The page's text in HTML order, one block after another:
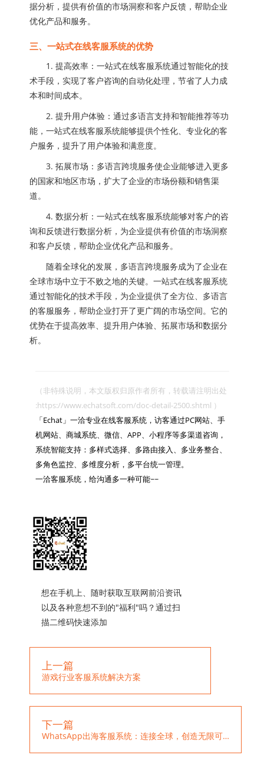
据分析，提供有价值的市场洞察和客户反馈，帮助企业
优化产品和服务。
三、一站式在线客服系统的优势
1. 提高效率：一站式在线客服系统通过智能化的技
术手段，实现了客户咨询的自动化处理，节省了人力成
本和时间成本。
2. 提升用户体验：通过多语言支持和智能推荐等功
能，一站式在线客服系统能够提供个性化、专业化的客
户服务，提升了用户体验和满意度。
3. 拓展市场：多语言跨境服务使企业能够进入更多
的国家和地区市场，扩大了企业的市场份额和销售渠
道。
4. 数据分析：一站式在线客服系统能够对客户的咨
询和反馈进行数据分析，为企业提供有价值的市场洞察
和客户反馈，帮助企业优化产品和服务。
随着全球化的发展，多语言跨境服务成为了企业在
全球市场中立于不败之地的关键。一站式在线客服系统
通过智能化的技术手段，为企业提供了全方位、多语言
的客服服务，帮助企业打开了更广阔的市场空间。它的
优势在于提高效率、提升用户体验、拓展市场和数据分
析。
（非特殊说明，本文版权归原作者所有，转载请注明出处
:https://www.echatsoft.com/doc-detail-2500.shtml ）
「Echat」一洽专业在线客服系统，访客通过PC网站、手
机网站、商城系统、微信、APP、小程序等多渠道咨询，
系统智能支持：多样式选择、多路由接入、多业务整合、
多角色监控、多维度分析，多平台统一管理。
一洽客服系统，给沟通多一种可能~~
想在手机上、随时获取互联网前沿资讯
以及各种意想不到的"福利"吗？通过扫
描二维码快速添加
上一篇
游戏行业客服系统解决方案
下一篇
WhatsApp出海客服系统：连接全球，创造无限可能